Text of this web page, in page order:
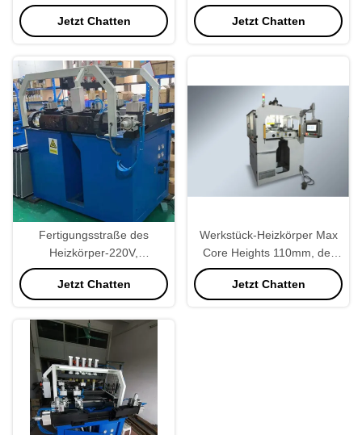
der Maschine für
Wasserkasten herstellt
Jetzt Chatten
macht
Jetzt Chatten
Fertigungsstraße des
Heizkörper-220V,
Heizkörper-Herstellungs-
Ausrüstung halb automatisch
Jetzt Chatten
Werkstück-Heizkörper Max
Core Heights 110mm, der
Maschine für LKW-
Heizkörper herstellt
Jetzt Chatten